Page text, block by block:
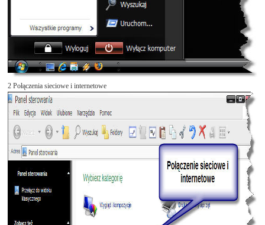
2 Połączenia sieciowe i internetowe